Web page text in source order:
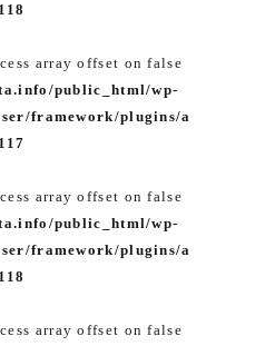
118
array offset on false
public_html/wp-
framework/plugins/a
117
array offset on false
public_html/wp-
framework/plugins/a
118
array offset on false